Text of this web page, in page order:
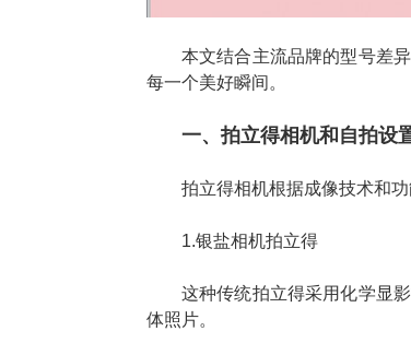
本文结合主流品牌的型号差
每一个美好瞬间。
一、拍立得相机和自拍设
拍立得相机根据成像技术和
1.银盐相机拍立得
这种传统拍立得采用化学显
体照片。